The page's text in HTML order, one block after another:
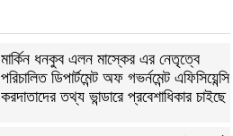
মার্কিন ধনকুব এলন মাস্কের এর নেতৃত্বে
পরিচালিত ডিপার্টমেন্ট অফ গভর্নমেন্ট এফিসিয়েন্সি
করদাতাদের তথ্য ভান্ডারে প্রবেশাধিকার চাইছে